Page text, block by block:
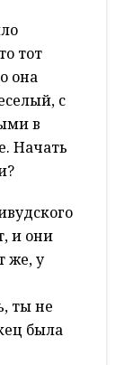
тот
она
с
в
Начать
и они
же, у
ты не
была